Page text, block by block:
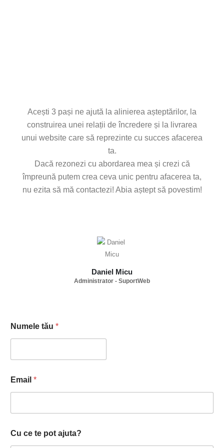
Acești 3 pași ne ajută la alinierea așteptărilor, la
construirea unei relații de încredere și la livrarea
unui website care să reprezinte cu succes afacerea
ta.
Dacă rezonezi cu abordarea mea și crezi că
împreună putem crea ceva unic pentru afacerea ta,
nu ezita să mă contactezi! Abia aștept să povestim!
Daniel Micu
Administrator - SuportWeb
e
t
u
m
e
e
Numele tău *
Email *
Cu ce te pot ajuta?